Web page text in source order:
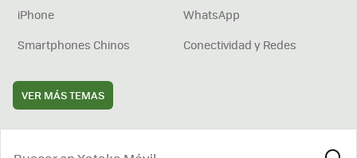
iPhone
WhatsApp
Smartphones Chinos
Conectividad y Redes
VER MÁS TEMAS